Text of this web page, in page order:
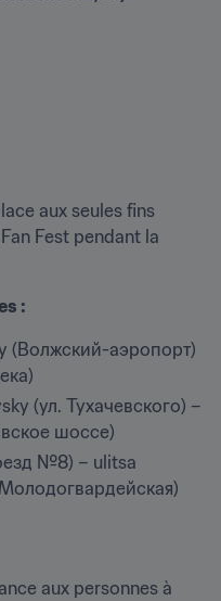
aux seules fins
Fest pendant la
:
(Волжский-аэропорт)
(ул. Тухачевского) –
шоссе)
№8) – ulitsa
aux personnes à